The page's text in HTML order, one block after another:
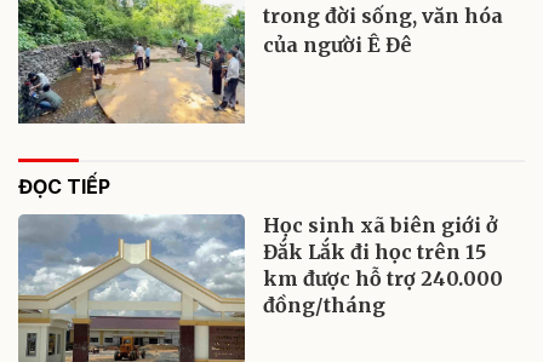
trong đời sống, văn hóa
của người Ê Đê
ĐỌC TIẾP
Học sinh xã biên giới ở
Đắk Lắk đi học trên 15
km được hỗ trợ 240.000
đồng/tháng